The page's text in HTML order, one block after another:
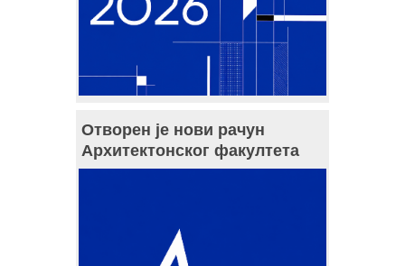
Отворен је нови рачун
Архитектонског факултета